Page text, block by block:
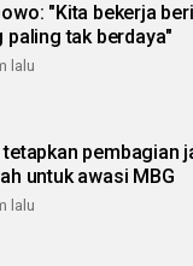
"Kita bekerja
paling tak berdaya"
lalu
tetapkan pembagian
untuk awasi MBG
lalu